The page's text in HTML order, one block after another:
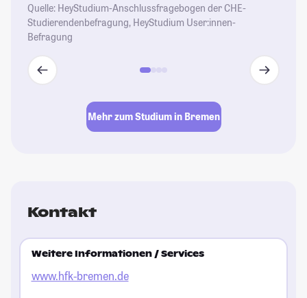
Quelle: HeyStudium-Anschlussfragebogen der CHE-
Studierendenbefragung, HeyStudium User:innen-
Befragung
Mehr zum Studium in Bremen
Kontakt
Weitere Informationen / Services
www.hfk-bremen.de